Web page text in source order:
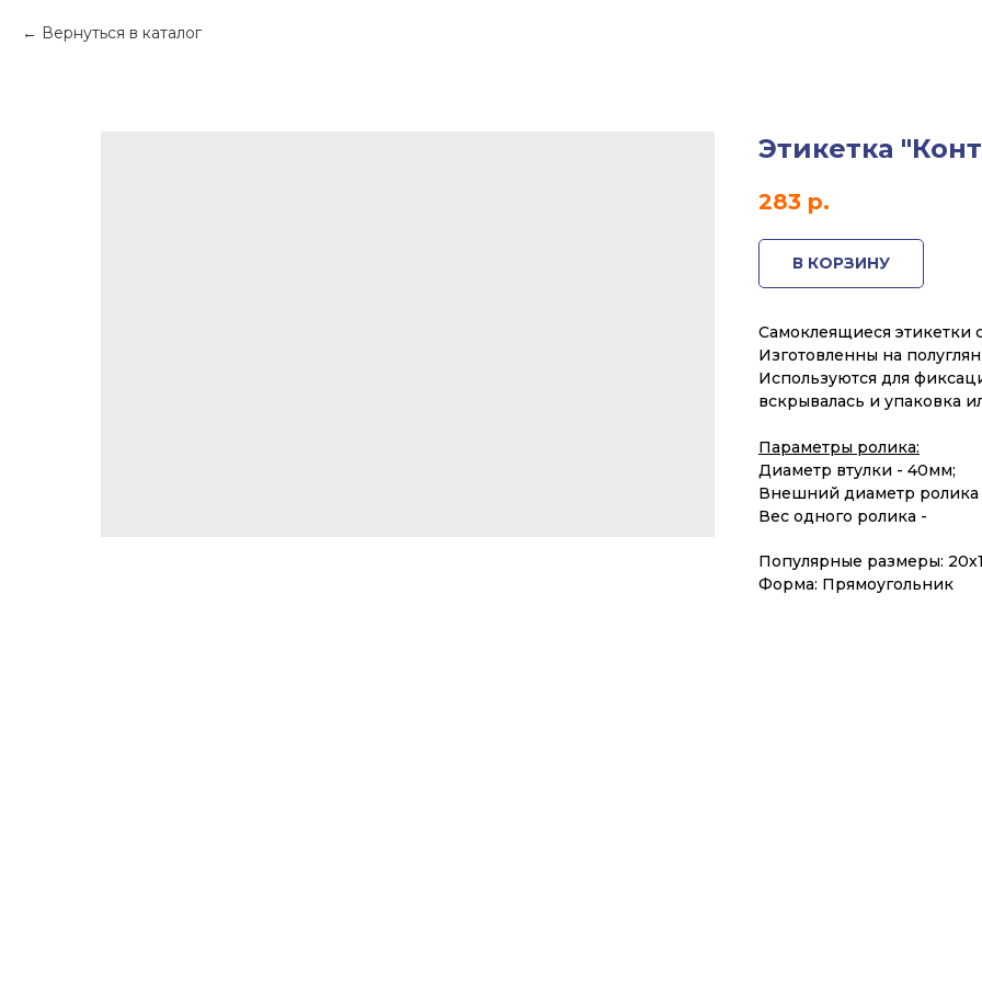
Вернуться в каталог
Этикетка
283 р.
В КОРЗИНУ
Самоклеящиеся этикетки
Изготовленны на
Используются для
вскрывалась и упаковка
Параметры ролика:
Диаметр втулки - 40мм;
Внешний диаметр
Вес одного ролика -
Популярные размеры:
Форма: Прямоугольник